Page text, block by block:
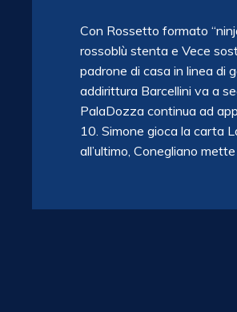
Con Rossetto formato
rossoblù stenta e Vece
padrone di casa in linea di
addirittura Barcellini va a
PalaDozza continua ad
10. Simone gioca la carta
all’ultimo, Conegliano